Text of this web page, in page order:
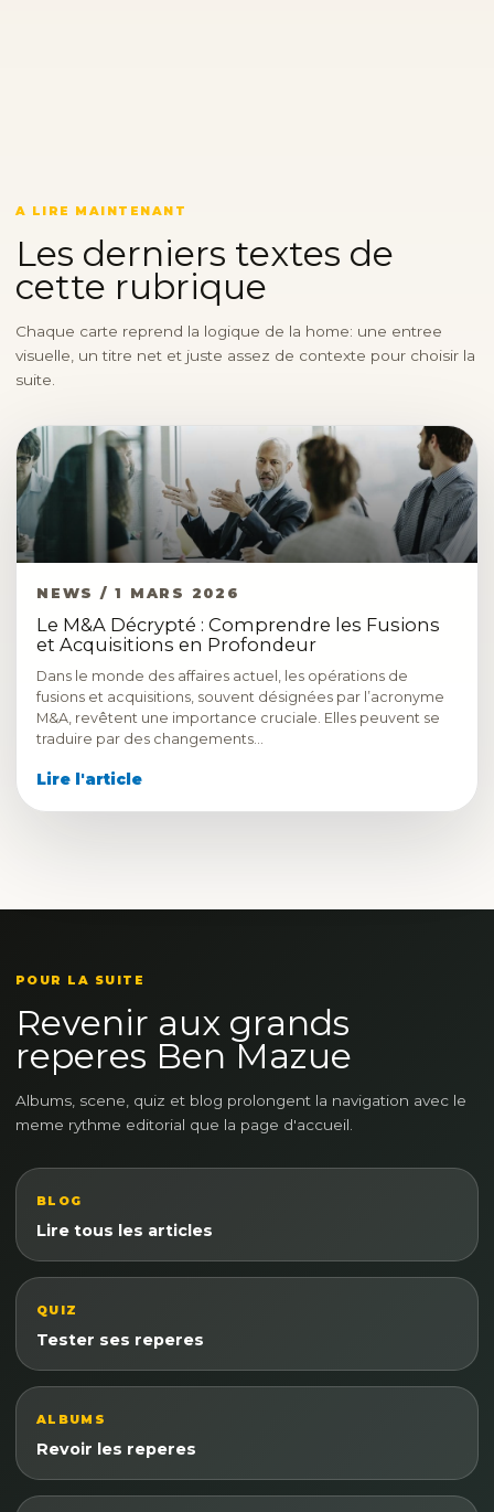
A LIRE MAINTENANT
Les derniers textes de
cette rubrique
Chaque carte reprend la logique de la home: une entree
visuelle, un titre net et juste assez de contexte pour choisir la
suite.
NEWS / 1 MARS 2026
Le M&A Décrypté : Comprendre les Fusions
et Acquisitions en Profondeur
Dans le monde des affaires actuel, les opérations de
fusions et acquisitions, souvent désignées par l’acronyme
M&A, revêtent une importance cruciale. Elles peuvent se
traduire par des changements…
Lire l'article
POUR LA SUITE
Revenir aux grands
reperes Ben Mazue
Albums, scene, quiz et blog prolongent la navigation avec le
meme rythme editorial que la page d'accueil.
BLOG
Lire tous les articles
QUIZ
Tester ses reperes
ALBUMS
Revoir les reperes